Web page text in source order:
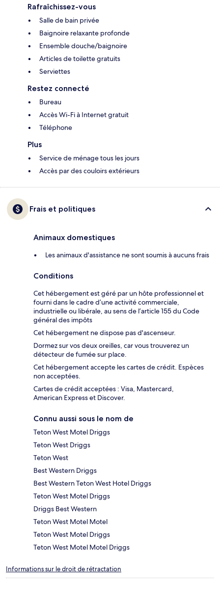
Rafraîchissez-vous
Salle de bain privée
Baignoire relaxante profonde
Ensemble douche/baignoire
Articles de toilette gratuits
Serviettes
Restez connecté
Bureau
Accès Wi-Fi à Internet gratuit
Téléphone
Plus
Service de ménage tous les jours
Accès par des couloirs extérieurs
Frais et politiques
Animaux domestiques
Les animaux d'assistance ne sont soumis à aucuns frais
Conditions
Cet hébergement est géré par un hôte professionnel et
fourni dans le cadre d’une activité commerciale,
industrielle ou libérale, au sens de l’article 155 du Code
général des impôts
Cet hébergement ne dispose pas d'ascenseur.
Dormez sur vos deux oreilles, car vous trouverez un
détecteur de fumée sur place.
Cet hébergement accepte les cartes de crédit. Espèces
non acceptées.
Cartes de crédit acceptées : Visa, Mastercard,
American Express et Discover.
Connu aussi sous le nom de
Teton West Motel Driggs
Teton West Driggs
Teton West
Best Western Driggs
Best Western Teton West Hotel Driggs
Teton West Motel Driggs
Driggs Best Western
Teton West Motel Motel
Teton West Motel Driggs
Teton West Motel Motel Driggs
Informations sur le droit de rétractation